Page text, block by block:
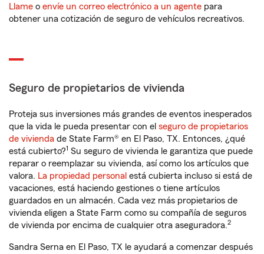
Llame o envíe un correo electrónico a un agente para
obtener una cotización de seguro de vehículos recreativos.
Seguro de propietarios de vivienda
Proteja sus inversiones más grandes de eventos inesperados
que la vida le pueda presentar con el seguro de propietarios
de vivienda de State Farm® en El Paso, TX. Entonces, ¿qué
está cubierto?1 Su seguro de vivienda le garantiza que puede
reparar o reemplazar su vivienda, así como los artículos que
valora. La propiedad personal está cubierta incluso si está de
vacaciones, está haciendo gestiones o tiene artículos
guardados en un almacén. Cada vez más propietarios de
vivienda eligen a State Farm como su compañía de seguros
de vivienda por encima de cualquier otra aseguradora.2
Sandra Serna en El Paso, TX le ayudará a comenzar después